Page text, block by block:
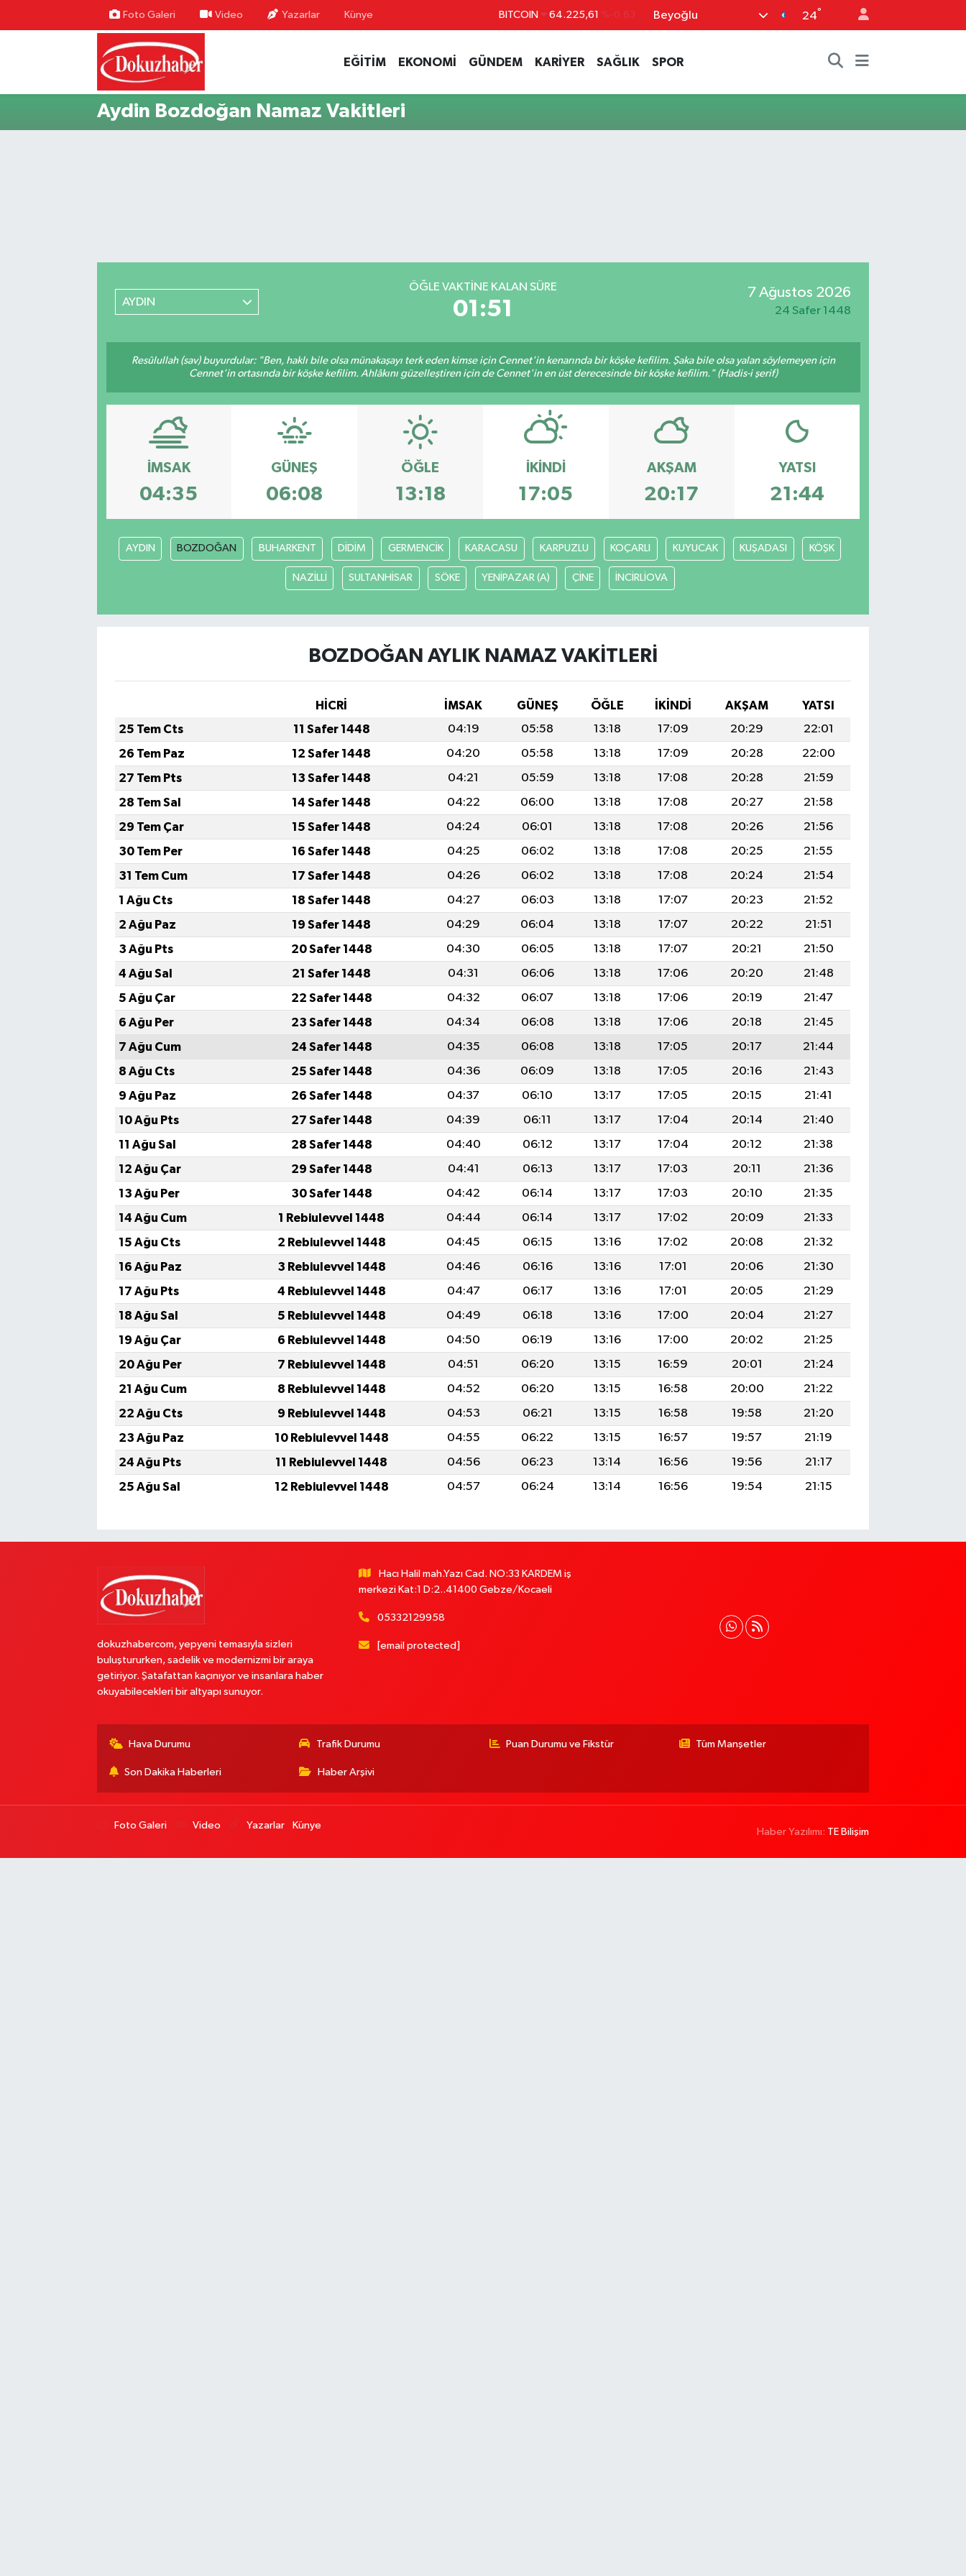
Foto Galeri Video Yazarlar Künye
DOLAR 47,7143 %0.16
55,0317 %-0.02
BİST100 13.799 %70
Beyoğlu 24°
EĞİTİM EKONOMİ GÜNDEM KARİYER SAĞLIK SPOR
Aydin Bozdoğan Namaz Vakitleri
AYDIN
ÖĞLE VAKTINE KALAN SÜRE
01:50
7 Ağustos 2026
24 Safer 1448
Resûlullah (sav) buyurdular: "Ben, haklı bile olsa münakaşayı terk eden kimse için Cennet'in kenarında bir köşke kefilim. Şaka bile olsa yalan söylemeyen için
Cennet'in ortasında bir köşke kefilim. Ahlâkını güzelleştiren için de Cennet'in en üst derecesinde bir köşke kefilim." (Hadis-i şerif)
İMSAK
04:35
GÜNEŞ
06:08
ÖĞLE
13:18
İKINDI
17:05
AKŞAM
20:17
YATSI
21:44
AYDIN BOZDOĞAN BUHARKENT DİDİM GERMENCİK KARACASU KARPUZLU KOÇARLI KUYUCAK KUŞADASI KÖŞK
NAZİLLİ SULTANHİSAR SÖKE YENİPAZAR (A) ÇİNE İNCİRLİOVA
BOZDOĞAN AYLIK NAMAZ VAKITLERI
HİCRİ İMSAK GÜNEŞ ÖĞLE İKINDI AKŞAM
YATSI
25 Tem Cts
11 Safer 1448 04:19 05:58 13:18 17:09 20:29
22:01
26 Tem Paz
12 Safer 1448 04:20 05:58 13:18 17:09 20:28
22:00
27 Tem Pts
13 Safer 1448 04:21 05:59 13:18 17:08 20:28
21:59
28 Tem Sal
14 Safer 1448 04:22 06:00 13:18 17:08 20:27
21:58
29 Tem Çar
15 Safer 1448 04:24 06:01 13:18 17:08 20:26
21:56
30 Tem Per
16 Safer 1448 04:25 06:02 13:18 17:08 20:25
21:55
31 Tem Cum
17 Safer 1448 04:26 06:02 13:18 17:08 20:24
21:54
1 Ağu Cts
18 Safer 1448 04:27 06:03 13:18 17:07 20:23
21:52
2 Ağu Paz
19 Safer 1448 04:29 06:04 13:18 17:07 20:22
21:51
3 Ağu Pts
20 Safer 1448 04:30 06:05 13:18 17:07 20:21
21:50
4 Ağu Sal
21 Safer 1448 04:31 06:06 13:18 17:06 20:20
21:48
5 Ağu Çar
22 Safer 1448 04:32 06:07 13:18 17:06 20:19
21:47
6 Ağu Per
23 Safer 1448 04:34 06:08 13:18 17:06 20:18
21:45
7 Ağu Cum
24 Safer 1448 04:35 06:08 13:18 17:05 20:17
21:44
8 Ağu Cts
25 Safer 1448 04:36 06:09 13:18 17:05 20:16
21:43
9 Ağu Paz
26 Safer 1448 04:37 06:10 13:17 17:05 20:15
21:41
10 Ağu Pts
27 Safer 1448 04:39 06:11 13:17 17:04 20:14
21:40
11 Ağu Sal
28 Safer 1448 04:40 06:12 13:17 17:04 20:12
21:38
12 Ağu Çar
29 Safer 1448 04:41 06:13 13:17 17:03 20:11
21:36
13 Ağu Per
30 Safer 1448 04:42 06:14 13:17 17:03 20:10
21:35
14 Ağu Cum
1 Rebiulevvel 1448 04:44 06:14 13:17 17:02 20:09
21:33
15 Ağu Cts
2 Rebiulevvel 1448 04:45 06:15 13:16 17:02 20:08
21:32
16 Ağu Paz
3 Rebiulevvel 1448 04:46 06:16 13:16 17:01 20:06
21:30
17 Ağu Pts
4 Rebiulevvel 1448 04:47 06:17 13:16 17:01 20:05
21:29
18 Ağu Sal
5 Rebiulevvel 1448 04:49 06:18 13:16 17:00 20:04
21:27
19 Ağu Çar
6 Rebiulevvel 1448 04:50 06:19 13:16 17:00 20:02
21:25
20 Ağu Per
7 Rebiulevvel 1448 04:51 06:20 13:15 16:59 20:01
21:24
21 Ağu Cum
8 Rebiulevvel 1448 04:52 06:20 13:15 16:58 20:00
21:22
22 Ağu Cts
9 Rebiulevvel 1448 04:53 06:21 13:15 16:58 19:58
21:20
23 Ağu Paz
10 Rebiulevvel 1448 04:55 06:22 13:15 16:57 19:57
21:19
24 Ağu Pts
11 Rebiulevvel 1448 04:56 06:23 13:14 16:56 19:56
21:17
25 Ağu Sal
12 Rebiulevvel 1448 04:57 06:24 13:14 16:56 19:54 21:15
dokuzhabercom, yepyeni temasıyla sizleri
buluştururken, sadelik ve modernizmi bir araya
getiriyor. Şatafattan kaçınıyor ve insanlara haber
okuyabilecekleri bir altyapı sunuyor.
Hacı Halil mah.Yazı Cad. NO:33 KARDEM iş
merkezi Kat:1 D:2..41400 Gebze/Kocaeli
05332129958
[email protected]
Hava Durumu Trafik Durumu Puan Durumu ve Fikstür Tüm Manşetler
Son Dakika Haberleri Haber Arşivi
Foto Galeri Video Yazarlar Künye
Haber Yazılımı: TE Bilişim
Hava Durumu
Trafik Durumu
Puan Durumu ve Fikstür